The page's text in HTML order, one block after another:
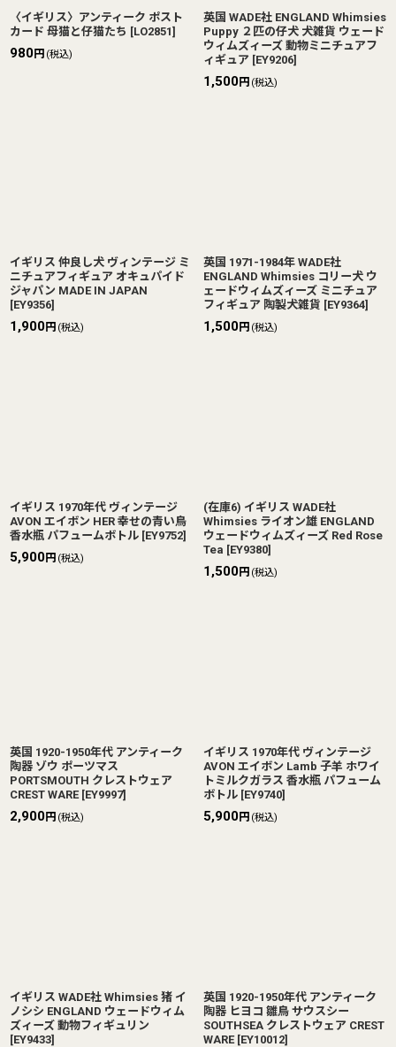
〈イギリス〉アンティーク ポスト
カード 母猫と仔猫たち [LO2851]
980円 (税込)
英国 WADE社 ENGLAND Whimsies
Puppy ２匹の仔犬 犬雑貨 ウェード
ウィムズィーズ 動物ミニチュアフ
ィギュア [EY9206]
1,500円 (税込)
イギリス 仲良し犬 ヴィンテージ ミ
ニチュアフィギュア オキュパイド
ジャパン MADE IN JAPAN
[EY9356]
1,900円 (税込)
英国 1971-1984年 WADE社
ENGLAND Whimsies コリー犬 ウ
ェードウィムズィーズ ミニチュア
フィギュア 陶製犬雑貨 [EY9364]
1,500円 (税込)
イギリス 1970年代 ヴィンテージ
AVON エイボン HER 幸せの青い鳥
香水瓶 パフュームボトル [EY9752]
5,900円 (税込)
(在庫6) イギリス WADE社
Whimsies ライオン雄 ENGLAND
ウェードウィムズィーズ Red Rose
Tea [EY9380]
1,500円 (税込)
英国 1920-1950年代 アンティーク
陶器 ゾウ ポーツマス
PORTSMOUTH クレストウェア
CREST WARE [EY9997]
2,900円 (税込)
イギリス 1970年代 ヴィンテージ
AVON エイボン Lamb 子羊 ホワイ
トミルクガラス 香水瓶 パフューム
ボトル [EY9740]
5,900円 (税込)
イギリス WADE社 Whimsies 猪 イ
ノシシ ENGLAND ウェードウィム
ズィーズ 動物フィギュリン
[EY9433]
英国 1920-1950年代 アンティーク
陶器 ヒヨコ 雛鳥 サウスシー
SOUTHSEA クレストウェア CREST
WARE [EY10012]